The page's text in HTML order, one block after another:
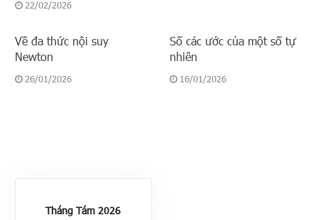
22/02/2026
Về đa thức nội suy
Newton
26/01/2026
Số các ước của một số tự
nhiên
16/01/2026
Tháng Tám 2026